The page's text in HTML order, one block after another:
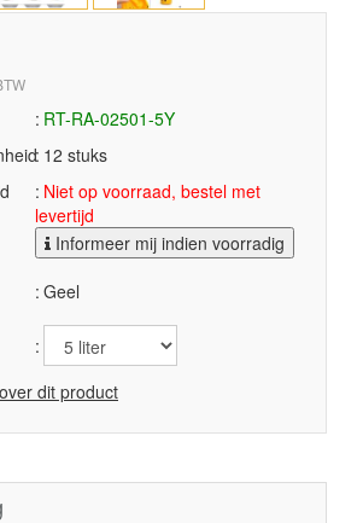
RT-RA-02501-5Y
12 stuks
Niet op voorraad, bestel met
levertijd
Informeer mij indien voorradig
Geel
dit product